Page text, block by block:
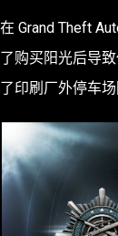
在 Grand Theft
了购买阳光后导
了印刷厂外停车场